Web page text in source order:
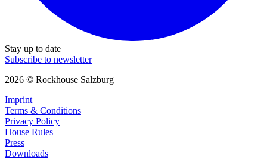
Stay up to date
Subscribe to newsletter
2026 © Rockhouse Salzburg
Imprint
Terms & Conditions
Privacy Policy
House Rules
Press
Downloads